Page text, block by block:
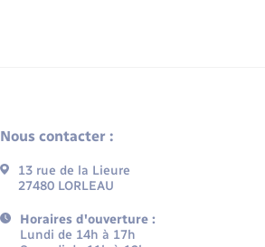
Nous contacter :
13 rue de la Lieure
27480 LORLEAU
Horaires d'ouverture :
Lundi de 14h à 17h